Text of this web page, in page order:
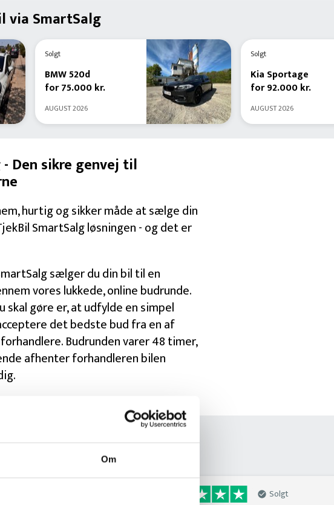
Om
via SmartSalg
Solgt
BMW520d
for75.000 kr.
AUGUST 2026
Solgt
Kia Sportage
for92.000 kr.
AUGUST 2026
Den sikre genvej til
hurtig og sikker måde at sælge din
SmartSalg løsningen - og det er
sælger du din bil til en
vores lukkede, online budrunde.
skal gøre er, at udfylde en simpel
det bedste bud fra en af
Budrunden varer 48 timer,
afhenter forhandleren bilen
Solgt